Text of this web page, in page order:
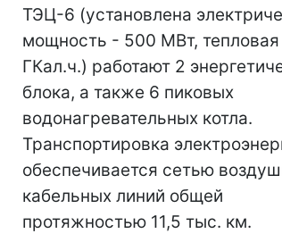
ТЭЦ-6 (установлена
мощность - 500 МВт, тепловая
ГКал.ч.) работают 2
блока, а также 6 пиковых
водонагревательных котла.
Транспортировка
обеспечивается сетью
кабельных линий общей
протяжностью 11,5 тыс. км.